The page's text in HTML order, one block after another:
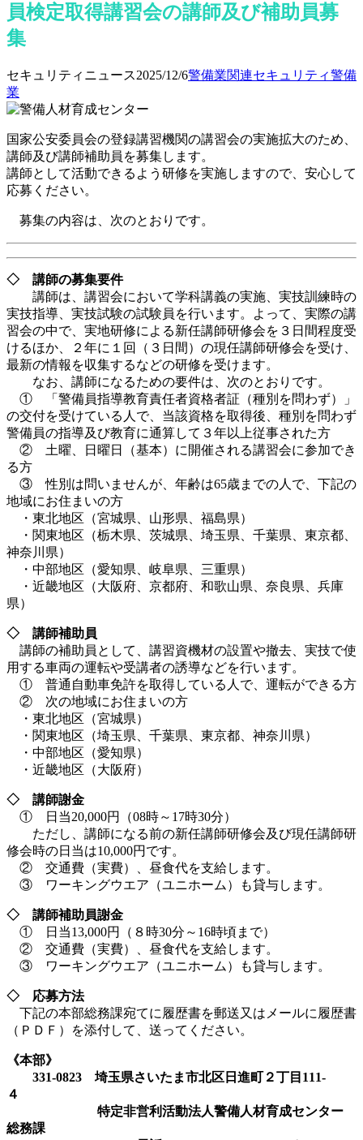
員検定取得講習会の講師及び補助員募
集
セキュリティニュース2025/12/6警備業関連セキュリティ警備
業
国家公安委員会の登録講習機関の講習会の実施拡大のため、
講師及び講師補助員を募集します。
講師として活動できるよう研修を実施しますので、安心して
応募ください。
募集の内容は、次のとおりです。
◇ 講師の募集要件
講師は、講習会において学科講義の実施、実技訓練時の
実技指導、実技試験の試験員を行います。よって、実際の講
習会の中で、実地研修による新任講師研修会を３日間程度受
けるほか、２年に１回（３日間）の現任講師研修会を受け、
最新の情報を収集するなどの研修を受けます。
なお、講師になるための要件は、次のとおりです。
① 「警備員指導教育責任者資格者証（種別を問わず）」
の交付を受けている人で、当該資格を取得後、種別を問わず
警備員の指導及び教育に通算して３年以上従事された方
② 土曜、日曜日（基本）に開催される講習会に参加でき
る方
③ 性別は問いませんが、年齢は65歳までの人で、下記の
地域にお住まいの方
・東北地区（宮城県、山形県、福島県）
・関東地区（栃木県、茨城県、埼玉県、千葉県、東京都、
神奈川県）
・中部地区（愛知県、岐阜県、三重県）
・近畿地区（大阪府、京都府、和歌山県、奈良県、兵庫
県）
◇ 講師補助員
講師の補助員として、講習資機材の設置や撤去、実技で使
用する車両の運転や受講者の誘導などを行います。
① 普通自動車免許を取得している人で、運転ができる方
② 次の地域にお住まいの方
・東北地区（宮城県）
・関東地区（埼玉県、千葉県、東京都、神奈川県）
・中部地区（愛知県）
・近畿地区（大阪府）
◇ 講師謝金
① 日当20,000円（08時～17時30分）
ただし、講師になる前の新任講師研修会及び現任講師研
修会時の日当は10,000円です。
② 交通費（実費）、昼食代を支給します。
③ ワーキングウエア（ユニホーム）も貸与します。
◇ 講師補助員謝金
① 日当13,000円（８時30分～16時頃まで）
② 交通費（実費）、昼食代を支給します。
③ ワーキングウエア（ユニホーム）も貸与します。
◇ 応募方法
下記の本部総務課宛てに履歴書を郵送又はメールに履歴書
（ＰＤＦ）を添付して、送ってください。
《本部》
331-0823 埼玉県さいたま市北区日進町２丁目111-
４
特定非営利活動法人警備人材育成センター
総務課